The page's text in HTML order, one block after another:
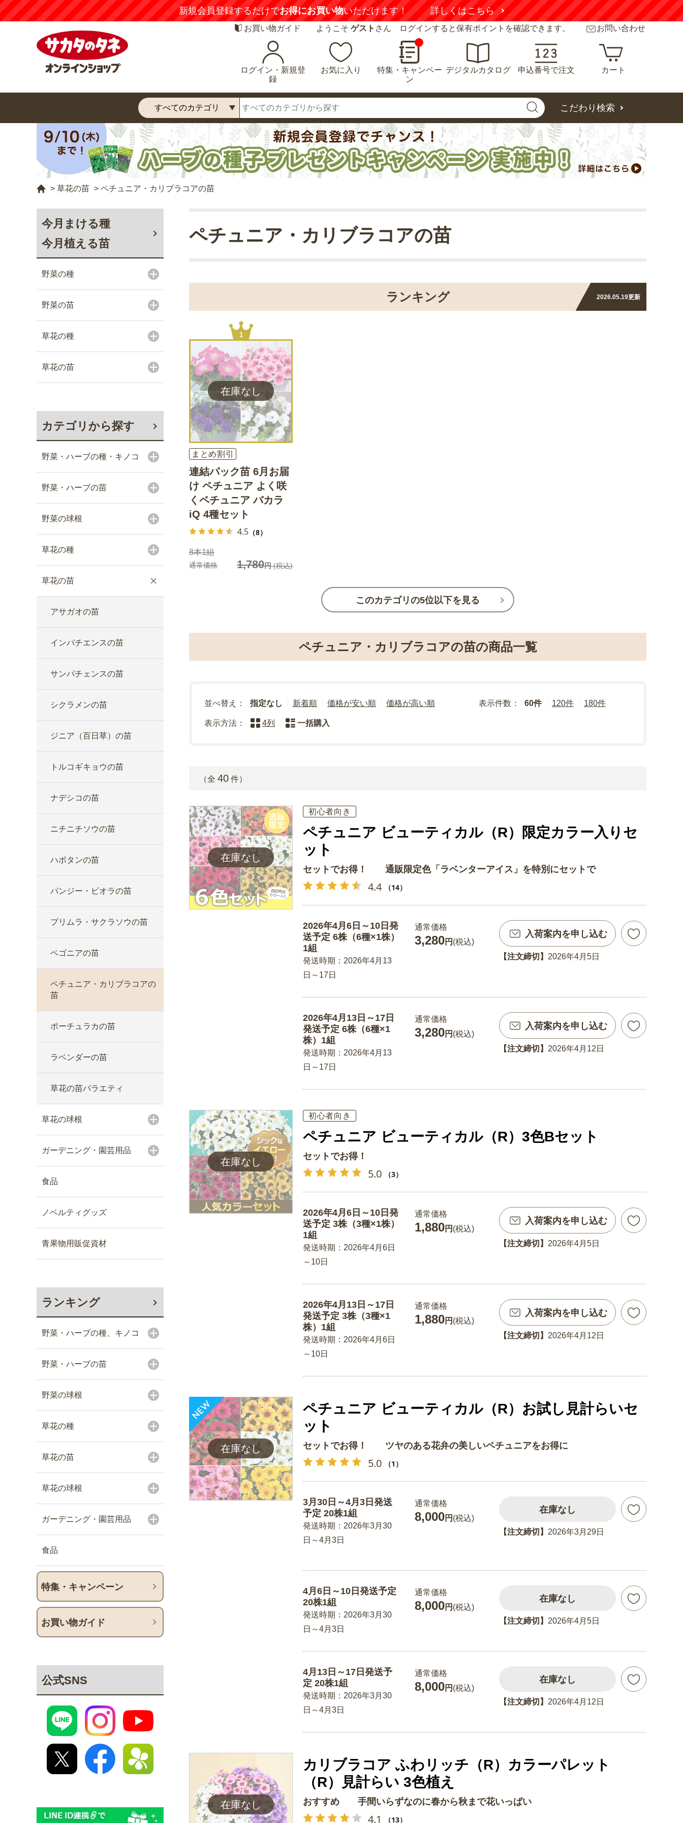
新規会員登録するだけでお得にお買い物いただけます！ 詳しくはこちら
お買い物ガイド ようこそ ゲスト さん ログインすると保有ポイントを確認できます。 お問い合わせ
ログイン・新規登
録
お気に入り
特集・キャンペー
ン
デジタルカタログ 申込番号で注文 カート
こだわり検索
> 草花の苗 > ペチュニア・カリブラコアの苗
今月まける種
今月植える苗
野菜の種
野菜の苗
草花の種
草花の苗
カテゴリから探す
野菜・ハーブの種・キノコ
野菜・ハーブの苗
野菜の球根
草花の種
草花の苗
アサガオの苗
インパチエンスの苗
サンパチェンスの苗
シクラメンの苗
ジニア（百日草）の苗
トルコギキョウの苗
ナデシコの苗
ニチニチソウの苗
ハボタンの苗
パンジー・ビオラの苗
プリムラ・サクラソウの苗
ベゴニアの苗
ペチュニア・カリブラコアの
苗
ポーチュラカの苗
ラベンダーの苗
草花の苗バラエティ
草花の球根
ガーデニング・園芸用品
食品
ノベルティグッズ
青果物用販促資材
ランキング
野菜・ハーブの種、キノコ
野菜・ハーブの苗
野菜の球根
草花の種
草花の苗
草花の球根
ガーデニング・園芸用品
食品
特集・キャンペーン
お買い物ガイド
公式SNS
ペチュニア・カリブラコアの苗
ランキング 2026.05.19更新
1
まとめ割引
連結パック苗 6月お届
け ペチュニア よく咲
くペチュニア バカラ
iQ 4種セット
4.5 （8）
8本1組
通常価格 1,780円(税込)
このカテゴリの5位以下を見る
ペチュニア・カリブラコアの苗の商品一覧
並べ替え： 指定なし 新着順 価格が安い順 価格が高い順 表示件数： 60件 120件 180件
表示方法： 4列 一括購入
（全 40 件）
初心者向き
ペチュニア ビューティカル（R）限定カラー入りセ
ット
セットでお得！ 通販限定色「ラベンターアイス」を特別にセットで
4.4 （14）
2026年4月6日～10日発
送予定 6株（6種×1株）
1組
発送時期：2026年4月13
日～17日
通常価格
3,280円 (税込)
入荷案内を申し込む
【注文締切】 2026年4月5日
2026年4月13日～17日
発送予定 6株（6種×1
株）1組
発送時期：2026年4月13
日～17日
通常価格
3,280円 (税込)
入荷案内を申し込む
【注文締切】 2026年4月12日
初心者向き
ペチュニア ビューティカル（R）3色Bセット
セットでお得！
5.0 （3）
2026年4月6日～10日発
送予定 3株（3種×1株）
1組
発送時期：2026年4月6日
～10日
通常価格
1,880円 (税込)
入荷案内を申し込む
【注文締切】 2026年4月5日
2026年4月13日～17日
発送予定 3株（3種×1
株）1組
発送時期：2026年4月6日
～10日
通常価格
1,880円 (税込)
入荷案内を申し込む
【注文締切】 2026年4月12日
ペチュニア ビューティカル（R）お試し見計らいセ
ット
セットでお得！ ツヤのある花弁の美しいペチュニアをお得に
5.0 （1）
3月30日～4月3日発送
予定 20株1組
発送時期：2026年3月30
日～4月3日
通常価格
8,000円 (税込)
在庫なし
【注文締切】 2026年3月29日
4月6日～10日発送予定
20株1組
発送時期：2026年3月30
日～4月3日
通常価格
8,000円 (税込)
在庫なし
【注文締切】 2026年4月5日
4月13日～17日発送予
定 20株1組
発送時期：2026年3月30
日～4月3日
通常価格
8,000円 (税込)
在庫なし
【注文締切】 2026年4月12日
カリブラコア ふわリッチ（R）カラーパレット
（R）見計らい 3色植え
おすすめ 手間いらずなのに春から秋まで花いっぱい
4.1 （13）